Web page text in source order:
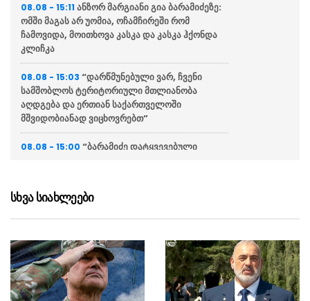
08.08 - 15:11 ანზორ მარგიანი გია ბარამიძეზე:
ომში მაგას არ უომია, ოჩამჩირეში რომ
ჩამოვიდა, მოითხოვა კასკა და კასკა ჰქონდა
კლიჩკა
08.08 - 15:03 “დარწმუნებული ვარ, ჩვენი
სამშობლოს ტერიტორიული მთლიანობა
აღდგება და ერთიან საქართველოში
მშვიდობიანად ვიცხოვრებთ”
08.08 - 15:00 “ბარამიძე დატყვევებული
ქვეცნობიერის ამოძახილია”
არავითარი პრინციპი ამ ადამიანებს არ აქვთ
08.08 - 14:47Bloomberg: თურქეთი შავ
ზღვაში რუსული და უკრაინული თავდასხმების
სხვა სიახლეები